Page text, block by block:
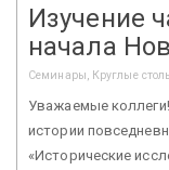
Изучение
начала
Семинары, Круглые
Уважаемые
истории
«Исторические